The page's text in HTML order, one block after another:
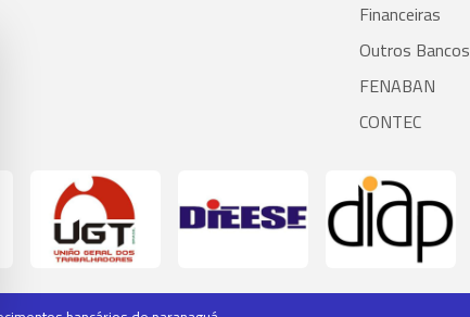
Financeiras
Outros Bancos
FENABAN
CONTEC